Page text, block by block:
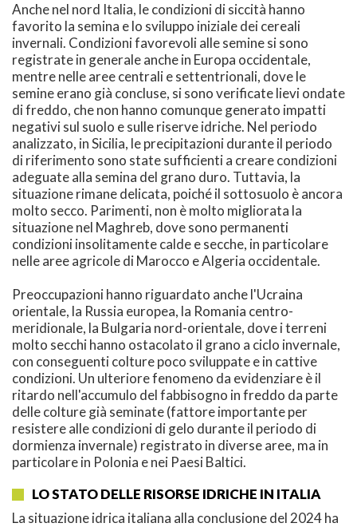
Anche nel nord Italia, le condizioni di siccità hanno
favorito la semina e lo sviluppo iniziale dei cereali
invernali. Condizioni favorevoli alle semine si sono
registrate in generale anche in Europa occidentale,
mentre nelle aree centrali e settentrionali, dove le
semine erano già concluse, si sono verificate lievi ondate
di freddo, che non hanno comunque generato impatti
negativi sul suolo e sulle riserve idriche. Nel periodo
analizzato, in Sicilia, le precipitazioni durante il periodo
di riferimento sono state sufficienti a creare condizioni
adeguate alla semina del grano duro. Tuttavia, la
situazione rimane delicata, poiché il sottosuolo è ancora
molto secco. Parimenti, non è molto migliorata la
situazione nel Maghreb, dove sono permanenti
condizioni insolitamente calde e secche, in particolare
nelle aree agricole di Marocco e Algeria occidentale.
Preoccupazioni hanno riguardato anche l'Ucraina
orientale, la Russia europea, la Romania centro-
meridionale, la Bulgaria nord-orientale, dove i terreni
molto secchi hanno ostacolato il grano a ciclo invernale,
con conseguenti colture poco sviluppate e in cattive
condizioni. Un ulteriore fenomeno da evidenziare è il
ritardo nell'accumulo del fabbisogno in freddo da parte
delle colture già seminate (fattore importante per
resistere alle condizioni di gelo durante il periodo di
dormienza invernale) registrato in diverse aree, ma in
particolare in Polonia e nei Paesi Baltici.
LO STATO DELLE RISORSE IDRICHE IN ITALIA
La situazione idrica italiana alla conclusione del 2024 ha